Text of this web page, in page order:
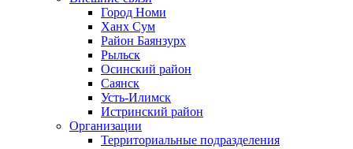
Город Номи
Ханх Сум
Район Баянзурх
Рыльск
Осинский район
Саянск
Усть-Илимск
Истринский район
Организации
Территориальные подразделения